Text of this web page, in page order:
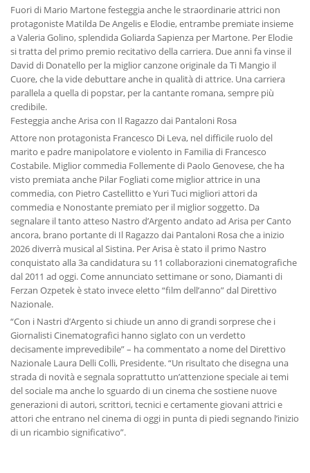
Fuori di Mario Martone festeggia anche le straordinarie attrici non
protagoniste Matilda De Angelis e Elodie, entrambe premiate insieme
a Valeria Golino, splendida Goliarda Sapienza per Martone. Per Elodie
si tratta del primo premio recitativo della carriera. Due anni fa vinse il
David di Donatello per la miglior canzone originale da Ti Mangio il
Cuore, che la vide debuttare anche in qualità di attrice. Una carriera
parallela a quella di popstar, per la cantante romana, sempre più
credibile.
Festeggia anche Arisa con Il Ragazzo dai Pantaloni Rosa
Attore non protagonista Francesco Di Leva, nel difficile ruolo del
marito e padre manipolatore e violento in Familia di Francesco
Costabile. Miglior commedia Follemente di Paolo Genovese, che ha
visto premiata anche Pilar Fogliati come miglior attrice in una
commedia, con Pietro Castellitto e Yuri Tuci migliori attori da
commedia e Nonostante premiato per il miglior soggetto. Da
segnalare il tanto atteso Nastro d’Argento andato ad Arisa per Canto
ancora, brano portante di Il Ragazzo dai Pantaloni Rosa che a inizio
2026 diverrà musical al Sistina. Per Arisa è stato il primo Nastro
conquistato alla 3a candidatura su 11 collaborazioni cinematografiche
dal 2011 ad oggi. Come annunciato settimane or sono, Diamanti di
Ferzan Ozpetek è stato invece eletto “film dell’anno” dal Direttivo
Nazionale.
“Con i Nastri d’Argento si chiude un anno di grandi sorprese che i
Giornalisti Cinematografici hanno siglato con un verdetto
decisamente imprevedibile” – ha commentato a nome del Direttivo
Nazionale Laura Delli Colli, Presidente. “Un risultato che disegna una
strada di novità e segnala soprattutto un’attenzione speciale ai temi
del sociale ma anche lo sguardo di un cinema che sostiene nuove
generazioni di autori, scrittori, tecnici e certamente giovani attrici e
attori che entrano nel cinema di oggi in punta di piedi segnando l’inizio
di un ricambio significativo”.